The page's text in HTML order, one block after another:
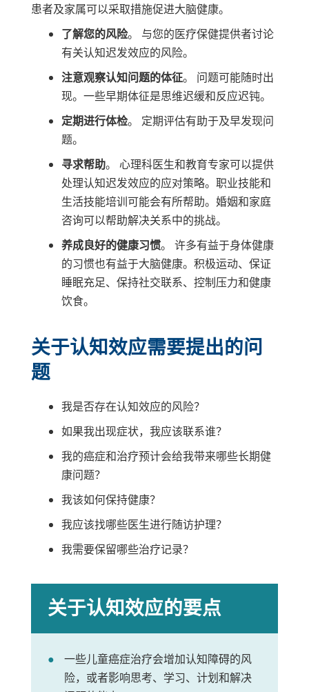
患者及家属可以采取措施促进大脑健康。
了解您的风险。 与您的医疗保健提供者讨论
有关认知迟发效应的风险。
注意观察认知问题的体征。 问题可能随时出
现。一些早期体征是思维迟缓和反应迟钝。
定期进行体检。 定期评估有助于及早发现问
题。
寻求帮助。 心理科医生和教育专家可以提供
处理认知迟发效应的应对策略。职业技能和
生活技能培训可能会有所帮助。婚姻和家庭
咨询可以帮助解决关系中的挑战。
养成良好的健康习惯。 许多有益于身体健康
的习惯也有益于大脑健康。积极运动、保证
睡眠充足、保持社交联系、控制压力和健康
饮食。
关于认知效应需要提出的问
题
我是否存在认知效应的风险？
如果我出现症状，我应该联系谁？
我的癌症和治疗预计会给我带来哪些长期健
康问题？
我该如何保持健康？
我应该找哪些医生进行随访护理？
我需要保留哪些治疗记录？
关于认知效应的要点
一些儿童癌症治疗会增加认知障碍的风
险，或者影响思考、学习、计划和解决